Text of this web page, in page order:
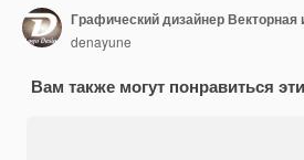
denayune
Вам также могут понравиться